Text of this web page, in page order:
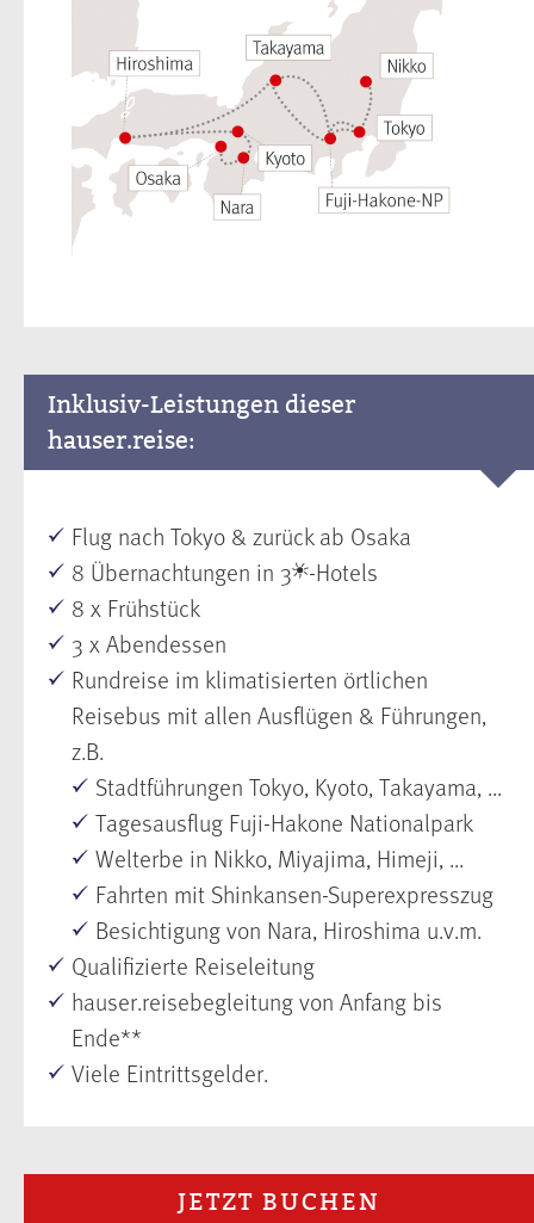
Inklusiv-Leistungen dieser
hauser.reise:
Flug nach Tokyo & zurück ab Osaka
8 Übernachtungen in 3 -Hotels
8 x Frühstück
3 x Abendessen
Rundreise im klimatisierten örtlichen
Reisebus mit allen Ausflügen & Führungen,
z.B.
Stadtführungen Tokyo, Kyoto, Takayama, ...
Tagesausflug Fuji-Hakone Nationalpark
Welterbe in Nikko, Miyajima, Himeji, ...
Fahrten mit Shinkansen-Superexpresszug
Besichtigung von Nara, Hiroshima u.v.m.
Qualifizierte Reiseleitung
hauser.reisebegleitung von Anfang bis
Ende**
Viele Eintrittsgelder.
JETZT BUCHEN